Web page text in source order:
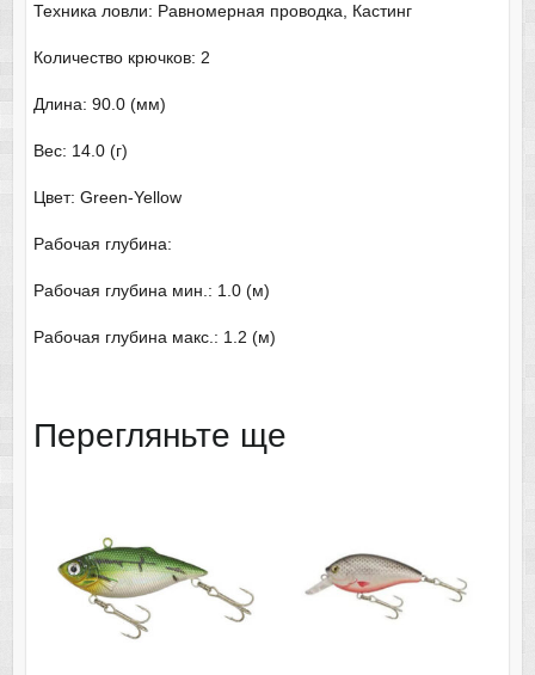
Техника ловли: Равномерная проводка, Кастинг
Количество крючков: 2
Длина: 90.0 (мм)
Вес: 14.0 (г)
Цвет: Green-Yellow
Рабочая глубина:
Рабочая глубина мин.: 1.0 (м)
Рабочая глубина макс.: 1.2 (м)
Перегляньте ще